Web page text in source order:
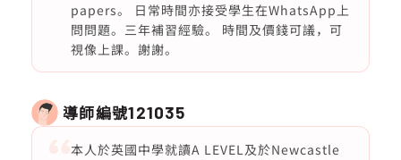
papers。 日常時間亦接受學生在WhatsApp上
問問題。三年補習經驗。 時間及價錢可議，可
視像上課。謝謝。
導師編號121035
本人於英國中學就讀A LEVEL及於Newcastle